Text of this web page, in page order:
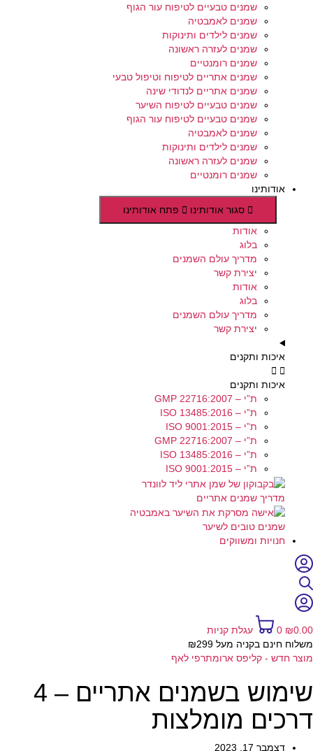
שמנים טבעיים לטיפוח עור הגוף
שמנים לאמבטיה
שמנים לילדים ותינוקות
שמנים לעזרה ראשונה
שמנים רומנטיים
שמנים אתריים לטיפוח וטיפול טבעי
שמנים אתריים לנדודי שינה
שמנים טבעיים לטיפוח השיער
שמנים טבעיים לטיפוח עור הגוף
שמנים לאמבטיה
שמנים לילדים ותינוקות
שמנים לעזרה ראשונה
שמנים רומנטיים
אודותינו
סגור אודותינו
פתח אודותינו
אודות
בלוג
מדריך עולם השמנים
יצירת קשר
אודות
בלוג
מדריך עולם השמנים
יצירת קשר
איכות ותקנים
איכות ותקנים
ת”י – GMP 22716:2007
ת”י – ISO 13485:2016
ת”י – ISO 9001:2015
ת”י – GMP 22716:2007
ת”י – ISO 13485:2016
ת”י – ISO 9001:2015
מדריך שמנים אתריים
שמנים טובים לשיער
חנויות ומשווקים
₪0.00
0
עגלת קניות
משלוח חינם בקניה מעל ₪299
מוצר חדש - קליפס ארומתרפי לאף
שימוש בשמנים אתריים – 4
דרכים מומלצות
דצמבר 17, 2023